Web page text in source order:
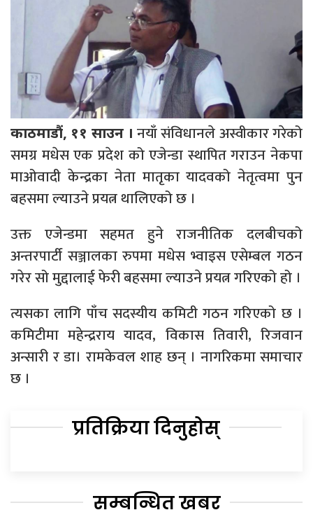
काठमाडौं, ११ साउन । नयाँ संविधानले अस्वीकार गरेको
समग्र मधेस एक प्रदेश को एजेन्डा स्थापित गराउन नेकपा
माओवादी केन्द्रका नेता मातृका यादवको नेतृत्वमा पुन
बहसमा ल्याउने प्रयत्न थालिएको छ ।
उक्त एजेन्डमा सहमत हुने राजनीतिक दलबीचको
अन्तरपार्टी सञ्जालका रुपमा मधेस भ्वाइस एसेम्बल गठन
गरेर सो मुद्दालाई फेरी बहसमा ल्याउने प्रयत्न गरिएको हो ।
त्यसका लागि पाँच सदस्यीय कमिटी गठन गरिएको छ ।
कमिटीमा महेन्द्रराय यादव, विकास तिवारी, रिजवान
अन्सारी र डा। रामकेवल शाह छन् । नागरिकमा समाचार
छ ।
प्रतिक्रिया दिनुहोस्
सम्बन्धित खबर